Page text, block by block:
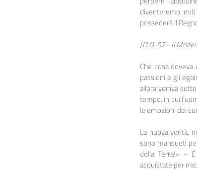
diventeremo
possederà il
[O.O. 97 - Il
Che cosa
passioni e gli
allora veniva
tempo, in cui
le emozioni del
La nuova verità,
sono mansueti
della Terra!» –
acquistate per